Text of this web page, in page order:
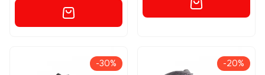
-30% -20%